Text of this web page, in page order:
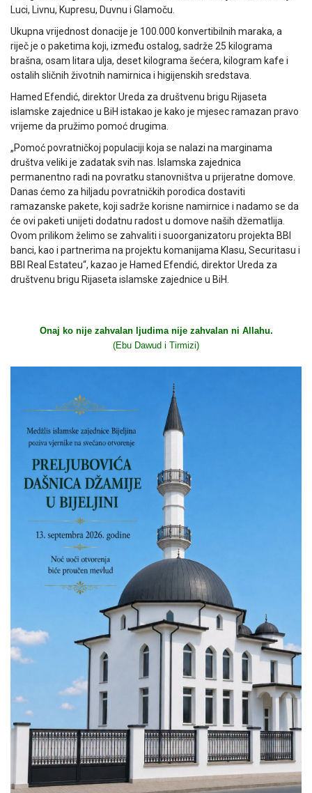
Luci, Livnu, Kupresu, Duvnu i Glamoču.
Ukupna vrijednost donacije je 100.000 konvertibilnih maraka, a
riječ je o paketima koji, između ostalog, sadrže 25 kilograma
brašna, osam litara ulja, deset kilograma šećera, kilogram kafe i
ostalih sličnih životnih namirnica i higijenskih sredstava.
Hamed Efendić, direktor Ureda za društvenu brigu Rijaseta
islamske zajednice u BiH istakao je kako je mjesec ramazan pravo
vrijeme da pružimo pomoć drugima.
„Pomoć povratničkoj populaciji koja se nalazi na marginama
društva veliki je zadatak svih nas. Islamska zajednica
permanentno radi na povratku stanovništva u prijeratne domove.
Danas ćemo za hiljadu povratničkih porodica dostaviti
ramazanske pakete, koji sadrže korisne namirnice i nadamo se da
će ovi paketi unijeti dodatnu radost u domove naših džematlija.
Ovom prilikom želimo se zahvaliti i suoorganizatoru projekta BBI
banci, kao i partnerima na projektu komanijama Klasu, Securitasu i
BBI Real Estateu“, kazao je Hamed Efendić, direktor Ureda za
društvenu brigu Rijaseta islamske zajednice u BiH.
Onaj ko nije zahvalan ljudima nije zahvalan ni Allahu.
(Ebu Dawud i Tirmizi)